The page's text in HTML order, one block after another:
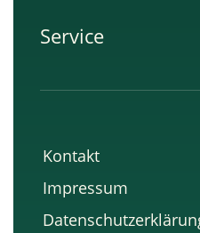
Service
Kontakt
Impressum